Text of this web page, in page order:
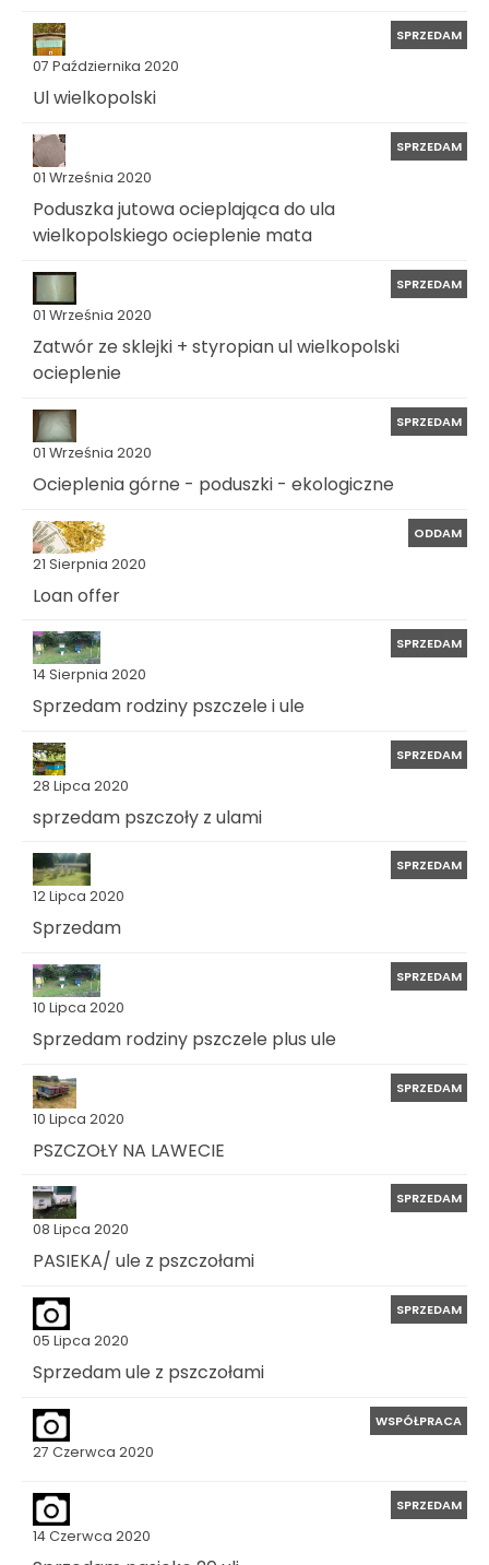
07 Października 2020
SPRZEDAM
Ul wielkopolski
01 Września 2020
SPRZEDAM
Poduszka jutowa ocieplająca do ula
wielkopolskiego ocieplenie mata
01 Września 2020
SPRZEDAM
Zatwór ze sklejki + styropian ul wielkopolski
ocieplenie
01 Września 2020
SPRZEDAM
Ocieplenia górne - poduszki - ekologiczne
21 Sierpnia 2020
ODDAM
Loan offer
14 Sierpnia 2020
SPRZEDAM
Sprzedam rodziny pszczele i ule
28 Lipca 2020
SPRZEDAM
sprzedam pszczoły z ulami
12 Lipca 2020
SPRZEDAM
Sprzedam
10 Lipca 2020
SPRZEDAM
Sprzedam rodziny pszczele plus ule
10 Lipca 2020
SPRZEDAM
PSZCZOŁY NA LAWECIE
08 Lipca 2020
SPRZEDAM
PASIEKA/ ule z pszczołami
05 Lipca 2020
SPRZEDAM
Sprzedam ule z pszczołami
27 Czerwca 2020
WSPÓŁPRACA
14 Czerwca 2020
SPRZEDAM